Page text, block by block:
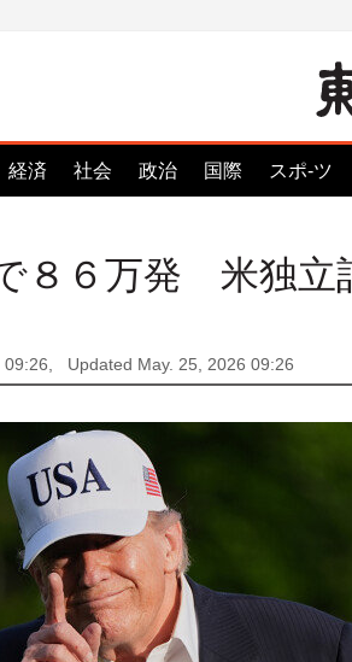
経済 社会 政治 国際 スポ-ツ
８６万発 米独立
09:26, Updated May. 25, 2026 09:26